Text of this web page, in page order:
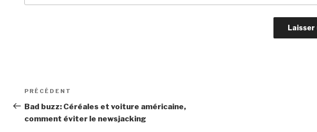
Navigation
de
l’article
Article
précédent
PRÉCÉDENT
Bad buzz: Céréales et voiture américaine,
comment éviter le newsjacking